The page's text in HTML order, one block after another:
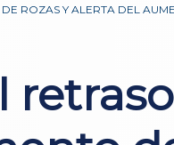
ROZAS Y ALERTA DEL